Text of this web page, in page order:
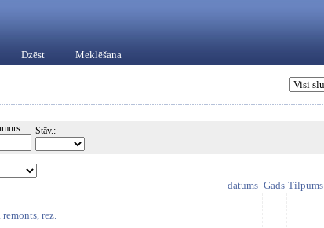
Dzēst Meklēšana
Stāv.:
datums Gads Tilpums
rez.
- -